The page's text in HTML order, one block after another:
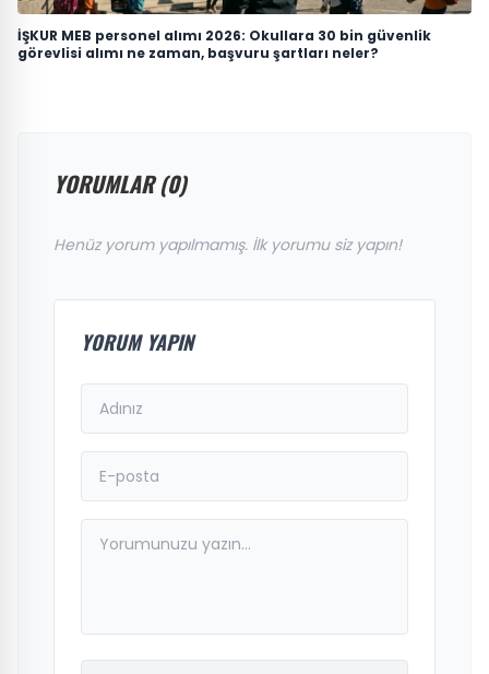
İŞKUR MEB personel alımı 2026: Okullara 30 bin güvenlik
görevlisi alımı ne zaman, başvuru şartları neler?
YORUMLAR (0)
Henüz yorum yapılmamış. İlk yorumu siz yapın!
YORUM YAPIN